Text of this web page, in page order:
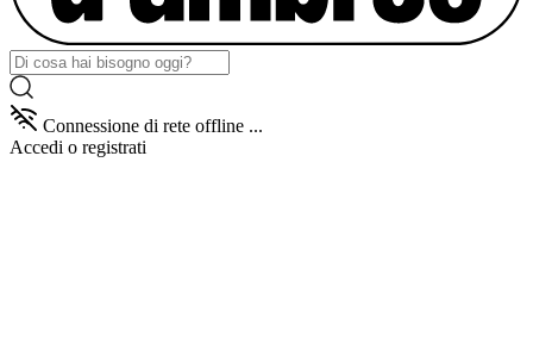
Connessione di rete offline ...
Accedi o registrati